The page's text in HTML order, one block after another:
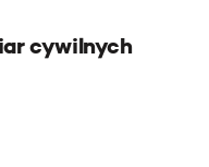
cywilnych